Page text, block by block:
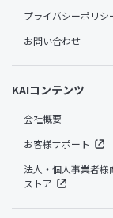
プライバシーポリシ
お問い合わせ
KAIコンテンツ
会社概要
お客様サポート
法人・個人事業者様
ストア